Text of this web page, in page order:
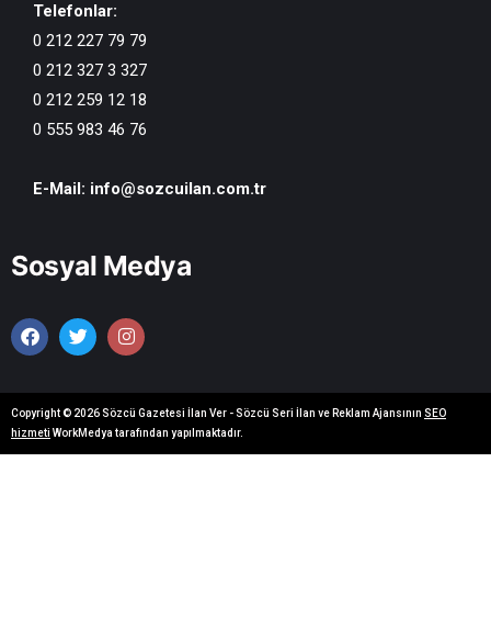
Telefonlar:
0 212 227 79 79
0 212 327 3 327
0 212 259 12 18
0 555 983 46 76
E-Mail: info@sozcuilan.com.tr
Sosyal Medya
Copyright © 2026 Sözcü Gazetesi İlan Ver - Sözcü Seri İlan ve Reklam Ajansının SEO
hizmeti WorkMedya tarafından yapılmaktadır.